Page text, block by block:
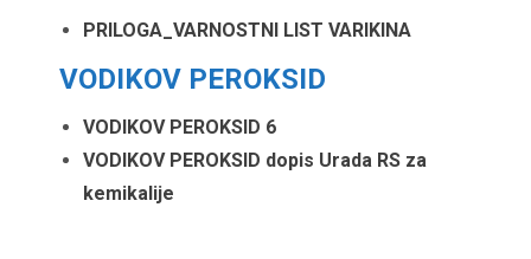
PRILOGA_VARNOSTNI LIST VARIKINA
VODIKOV PEROKSID
VODIKOV PEROKSID 6
VODIKOV PEROKSID dopis Urada RS za
kemikalije